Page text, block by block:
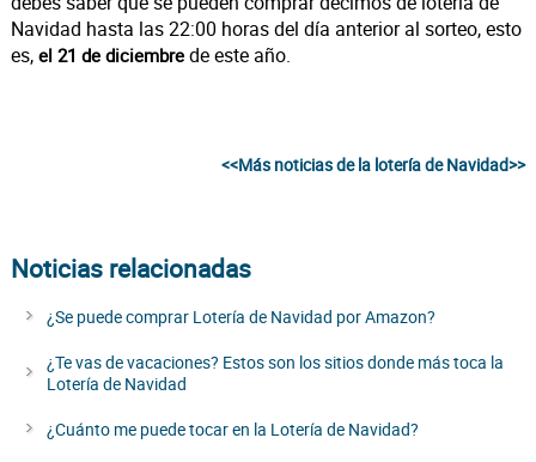
Navidad hasta las 22:00 horas del día anterior al sorteo, esto
es, el 21 de diciembre de este año.
<<Más noticias de la lotería de Navidad>>
Noticias relacionadas
¿Se puede comprar Lotería de Navidad por Amazon?
¿Te vas de vacaciones? Estos son los sitios donde más toca la
Lotería de Navidad
¿Cuánto me puede tocar en la Lotería de Navidad?